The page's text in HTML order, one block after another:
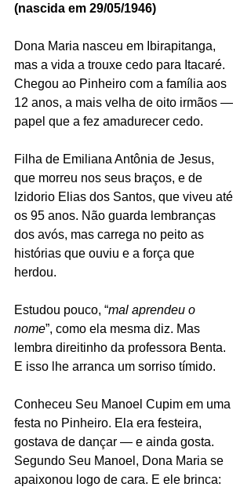
(nascida em 29/05/1946)
Dona Maria nasceu em Ibirapitanga,
mas a vida a trouxe cedo para Itacaré.
Chegou ao Pinheiro com a família aos
12 anos, a mais velha de oito irmãos —
papel que a fez amadurecer cedo.
Filha de Emiliana Antônia de Jesus,
que morreu nos seus braços, e de
Izidorio Elias dos Santos, que viveu até
os 95 anos. Não guarda lembranças
dos avós, mas carrega no peito as
histórias que ouviu e a força que
herdou.
Estudou pouco, “mal aprendeu o
nome”, como ela mesma diz. Mas
lembra direitinho da professora Benta.
E isso lhe arranca um sorriso tímido.
Conheceu Seu Manoel Cupim em uma
festa no Pinheiro. Ela era festeira,
gostava de dançar — e ainda gosta.
Segundo Seu Manoel, Dona Maria se
apaixonou logo de cara. E ele brinca: